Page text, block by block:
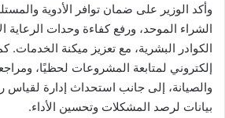
وأكد الوزير على ضمان توافر الأدوية
الشراء الموحد، ورفع كفاءة وحدات
الكوادر البشرية، مع تعزيز ميكنة الخدمات.
إلكتروني لمتابعة المشروعات لحظيًا،
والصيانة، إلى جانب استحداث إدارة لقياس
بيانات لرصد المشكلات وتحسين الأداء.